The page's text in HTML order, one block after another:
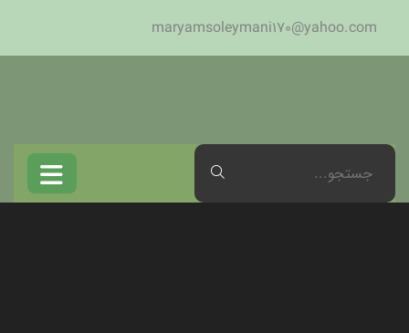
maryamsoleymani170@yahoo.com